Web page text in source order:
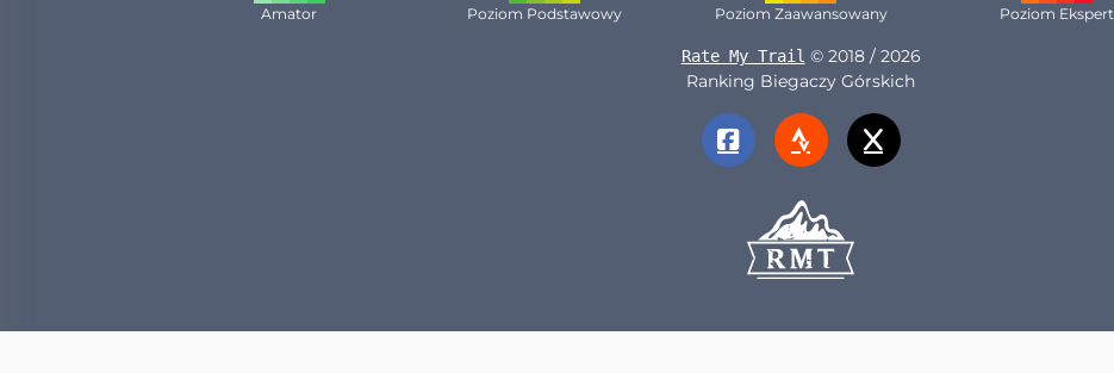
Amator Poziom Podstawowy Poziom Zaawansowany Poziom Ekspert
Rate My Trail © 2018 / 2026
Ranking Biegaczy Górskich